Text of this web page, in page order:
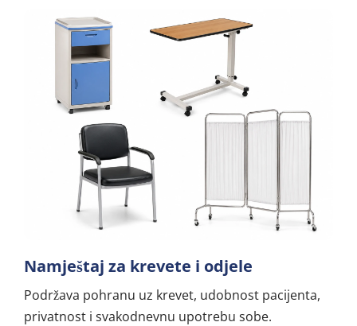
Namještaj za krevete i odjele
Podržava pohranu uz krevet, udobnost pacijenta,
privatnost i svakodnevnu upotrebu sobe.